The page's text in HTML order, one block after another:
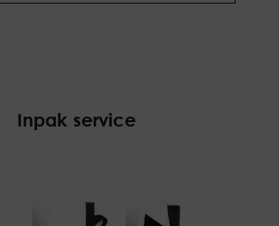
Inpak service